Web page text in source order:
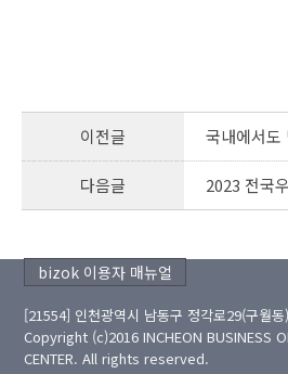
이전글
다음글
bizok 이용자 매뉴얼
[21554] 인천광역시 남동구 정각로29(구월동)
Copyright (c)2016 INCHEON BUSINESS
CENTER. All rights reserved.